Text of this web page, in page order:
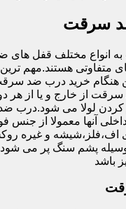
سرقت
مختلف قفل های
متفاوتی هستند.مهم
هنگام خرید درب ضد
سرقت از خارج و یا از هر
لولا می شود.درب
آنها معمولا از جنس
اف،فلز،شیشه و غیره
پشم سنگ پر می
باشد